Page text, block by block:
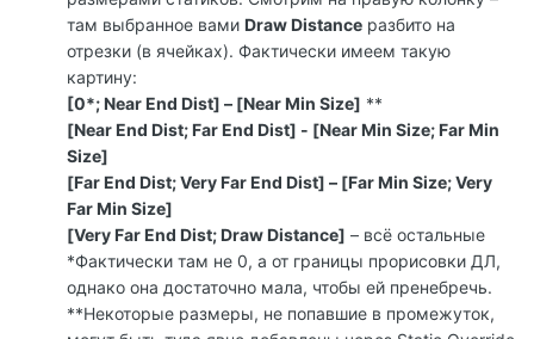
там выбранное вами Draw Distance разбито на
отрезки (в ячейках). Фактически имеем такую
картину:
[0*; Near End Dist] – [Near Min Size] **
[Near End Dist; Far End Dist] - [Near Min Size; Far Min
Size]
[Far End Dist; Very Far End Dist] – [Far Min Size; Very
Far Min Size]
[Very Far End Dist; Draw Distance] – всё остальные
*Фактически там не 0, а от границы прорисовки ДЛ,
однако она достаточно мала, чтобы ей пренебречь.
**Некоторые размеры, не попавшие в промежуток,